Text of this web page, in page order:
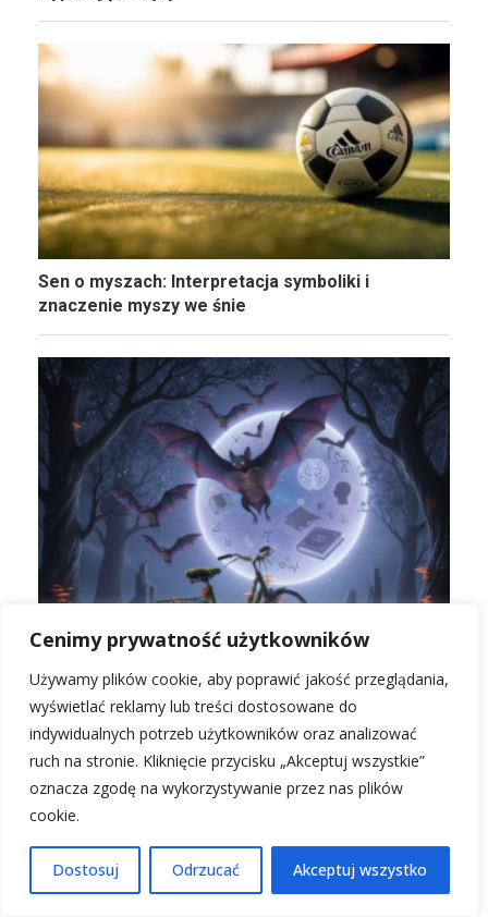
Cenimy prywatność użytkowników
Używamy plików cookie, aby poprawić jakość przeglądania,
wyświetlać reklamy lub treści dostosowane do
indywidualnych potrzeb użytkowników oraz analizować
ruch na stronie. Kliknięcie przycisku „Akceptuj wszystkie”
oznacza zgodę na wykorzystywanie przez nas plików
cookie.
Dostosuj Odrzucać Akceptuj wszystko
Sen o myszach: Interpretacja symboliki i
znaczenie myszy we śnie
Rowerem przez sen: interpretacja snu o
nietoperzu